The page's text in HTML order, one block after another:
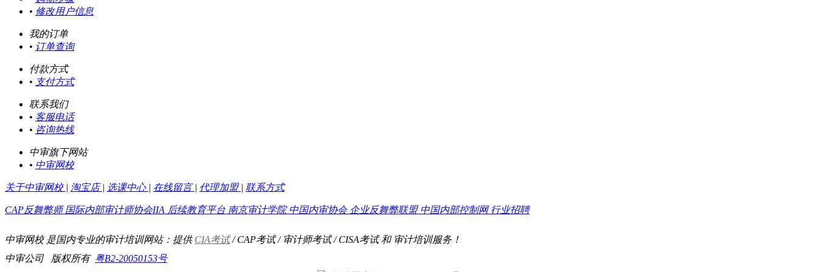
• 修改用户信息
我的订单
• 订单查询
付款方式
• 支付方式
联系我们
• 客服电话
• 咨询热线
中审旗下网站
• 中审网校
关于中审网校 | 淘宝店| 选课中心 | 在线留言 | 代理加盟 | 联系方式
CAP反舞弊师国际内部审计师协会IIA 后续教育平台 南京审计学院中国内审协会 企业反舞弊联盟 中国内部控制网行业招聘
中审网校 是国内专业的审计培训网站：提供 CIA考试/ CAP考试 / 审计师考试 / CISA考试 和 审计培训服务！
中审公司 版权所有 粤B2-20050153号